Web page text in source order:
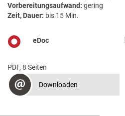
Vorbereitungsaufwand: gering
Zeit, Dauer: bis 15 Min.
eDoc
PDF, 8 Seiten
Downloaden